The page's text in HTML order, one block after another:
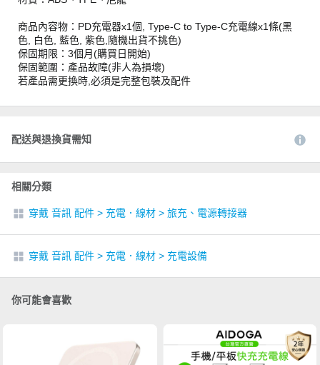
商品內容物：PD充電器x1個, Type-C to Type-C充電線x1條(黑
色, 白色, 藍色, 紫色,隨機出貨不挑色)
保固期限：3個月(購買日開始)
保固範圍：產品故障(非人為損壞)
若產品需更換時,必須是完整包裝及配件
配送與退換貨需知
相關分類
穿戴 音訊 配件 > 充電．線材 > 旅充、電源轉接器
穿戴 音訊 配件 > 充電．線材 > 充電設備
你可能會喜歡